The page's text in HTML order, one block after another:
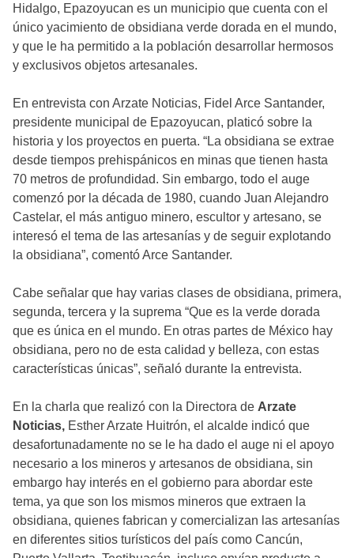
Hidalgo, Epazoyucan es un municipio que cuenta con el
único yacimiento de obsidiana verde dorada en el mundo,
y que le ha permitido a la población desarrollar hermosos
y exclusivos objetos artesanales.
En entrevista con Arzate Noticias, Fidel Arce Santander,
presidente municipal de Epazoyucan, platicó sobre la
historia y los proyectos en puerta. “La obsidiana se extrae
desde tiempos prehispánicos en minas que tienen hasta
70 metros de profundidad. Sin embargo, todo el auge
comenzó por la década de 1980, cuando Juan Alejandro
Castelar, el más antiguo minero, escultor y artesano, se
interesó el tema de las artesanías y de seguir explotando
la obsidiana”, comentó Arce Santander.
Cabe señalar que hay varias clases de obsidiana, primera,
segunda, tercera y la suprema “Que es la verde dorada
que es única en el mundo. En otras partes de México hay
obsidiana, pero no de esta calidad y belleza, con estas
características únicas”, señaló durante la entrevista.
En la charla que realizó con la Directora de Arzate
Noticias, Esther Arzate Huitrón, el alcalde indicó que
desafortunadamente no se le ha dado el auge ni el apoyo
necesario a los mineros y artesanos de obsidiana, sin
embargo hay interés en el gobierno para abordar este
tema, ya que son los mismos mineros que extraen la
obsidiana, quienes fabrican y comercializan las artesanías
en diferentes sitios turísticos del país como Cancún,